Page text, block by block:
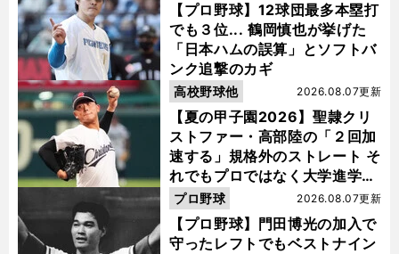
【プロ野球】12球団最多本塁打
でも３位... 鶴岡慎也が挙げた
「日本ハムの誤算」とソフトバ
ンク追撃のカギ
【夏の甲子園2026】聖隷クリ
ストファー・高部陸の「２回加
速する」規格外のストレート そ
れでもプロではなく大学進学を
選ぶ理由
2026.08.07更新
高校野球他
【プロ野球】門田博光の加入で
守ったレフトでもベストナイン
2026.08.07更新
プロ野球